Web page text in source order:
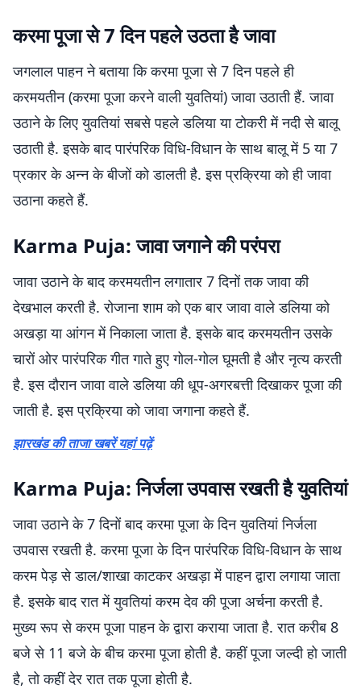
करमा पूजा से 7 दिन पहले उठता है जावा
जगलाल पाहन ने बताया कि करमा पूजा से 7 दिन पहले ही
करमयतीन (करमा पूजा करने वाली युवतियां) जावा उठाती हैं. जावा
उठाने के लिए युवतियां सबसे पहले डलिया या टोकरी में नदी से बालू
उठाती है. इसके बाद पारंपरिक विधि-विधान के साथ बालू में 5 या 7
प्रकार के अन्न के बीजों को डालती है. इस प्रक्रिया को ही जावा
उठाना कहते हैं.
Karma Puja: जावा जगाने की परंपरा
जावा उठाने के बाद करमयतीन लगातार 7 दिनों तक जावा की
देखभाल करती है. रोजाना शाम को एक बार जावा वाले डलिया को
अखड़ा या आंगन में निकाला जाता है. इसके बाद करमयतीन उसके
चारों ओर पारंपरिक गीत गाते हुए गोल-गोल घूमती है और नृत्य करती
है. इस दौरान जावा वाले डलिया की धूप-अगरबत्ती दिखाकर पूजा की
जाती है. इस प्रक्रिया को जावा जगाना कहते हैं.
झारखंड की ताजा खबरें यहां पढ़ें
Karma Puja: निर्जला उपवास रखती है युवतियां
जावा उठाने के 7 दिनों बाद करमा पूजा के दिन युवतियां निर्जला
उपवास रखती है. करमा पूजा के दिन पारंपरिक विधि-विधान के साथ
करम पेड़ से डाल/शाखा काटकर अखड़ा में पाहन द्वारा लगाया जाता
है. इसके बाद रात में युवतियां करम देव की पूजा अर्चना करती है.
मुख्य रूप से करम पूजा पाहन के द्वारा कराया जाता है. रात करीब 8
बजे से 11 बजे के बीच करमा पूजा होती है. कहीं पूजा जल्दी हो जाती
है, तो कहीं देर रात तक पूजा होती है.